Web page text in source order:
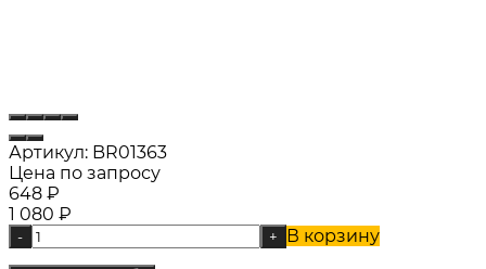
Артикул: BR01363
Цена по запросу
648 ₽
1 080 ₽
- + В корзину